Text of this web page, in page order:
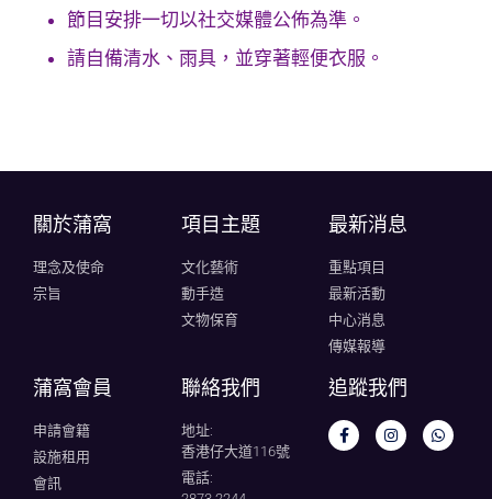
節目安排一切以社交媒體公佈為準。
請自備清水、雨具，並穿著輕便衣服。
關於蒲窩​
理念及使命
宗旨
項目主題
文化藝術
動手造
文物保育
最新消息
重點項目
最新活動
中心消息
傳媒報導
蒲窩會員
申請會籍
設施租用
會訊
聯絡我們
地址:
香港仔大道116號
電話:
追蹤我們